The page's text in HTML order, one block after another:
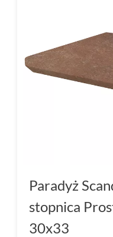
Paradyż
stopnica
30x33